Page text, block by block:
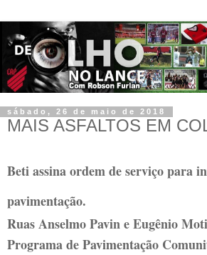
sábado, 26 de maio de 2018
MAIS ASFALTOS EM
Beti assina ordem de serviço para
pavimentação.
Ruas Anselmo Pavin e Eugênio
Programa de Pavimentação